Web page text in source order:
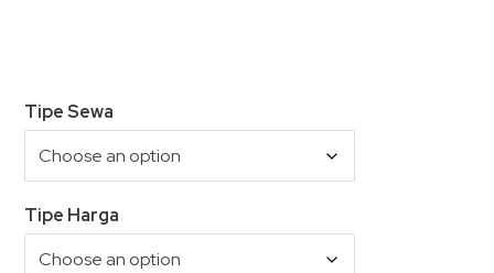
Tipe Sewa
Tipe Harga